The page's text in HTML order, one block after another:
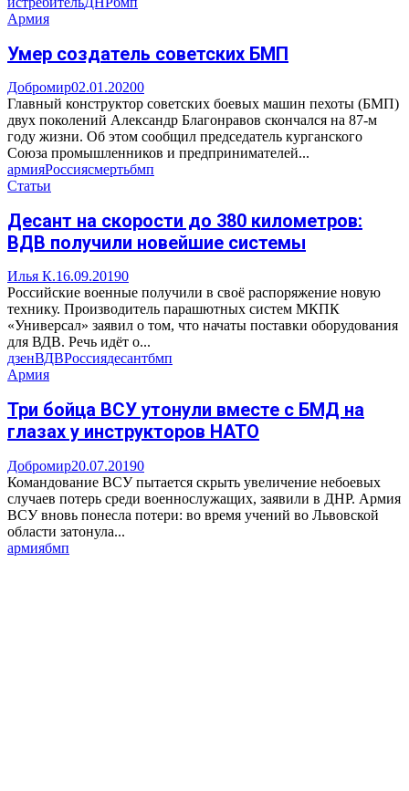
Армия
Умер создатель советских БМП
Добромир02.01.20200
Главный конструктор советских боевых машин пехоты (БМП)
двух поколений Александр Благонравов скончался на 87-м
году жизни. Об этом сообщил председатель курганского
Союза промышленников и предпринимателей...
армияРоссиясмертьбмп
Статьи
Десант на скорости до 380 километров:
ВДВ получили новейшие системы
Илья К.16.09.20190
Российские военные получили в своё распоряжение новую
технику. Производитель парашютных систем МКПК
«Универсал» заявил о том, что начаты поставки оборудования
для ВДВ. Речь идёт о...
дзенВДВРоссиядесантбмп
Армия
Три бойца ВСУ утонули вместе с БМД на
глазах у инструкторов НАТО
Добромир20.07.20190
Командование ВСУ пытается скрыть увеличение небоевых
случаев потерь среди военнослужащих, заявили в ДНР. Армия
ВСУ вновь понесла потери: во время учений во Львовской
области затонула...
армиябмп